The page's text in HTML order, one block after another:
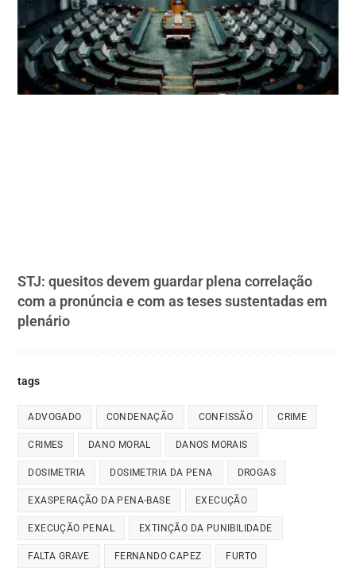
STJ: quesitos devem guardar plena correlação
com a pronúncia e com as teses sustentadas em
plenário
tags
ADVOGADO CONDENAÇÃO CONFISSÃO CRIME
CRIMES DANO MORAL DANOS MORAIS
DOSIMETRIA DOSIMETRIA DA PENA DROGAS
EXASPERAÇÃO DA PENA-BASE EXECUÇÃO
EXECUÇÃO PENAL EXTINÇÃO DA PUNIBILIDADE
FALTA GRAVE FERNANDO CAPEZ FURTO